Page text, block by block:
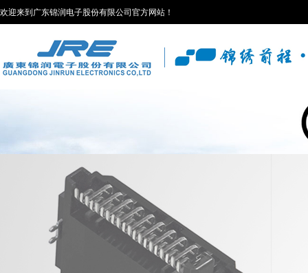
欢迎来到广东锦润电子股份有限公司官方网站！